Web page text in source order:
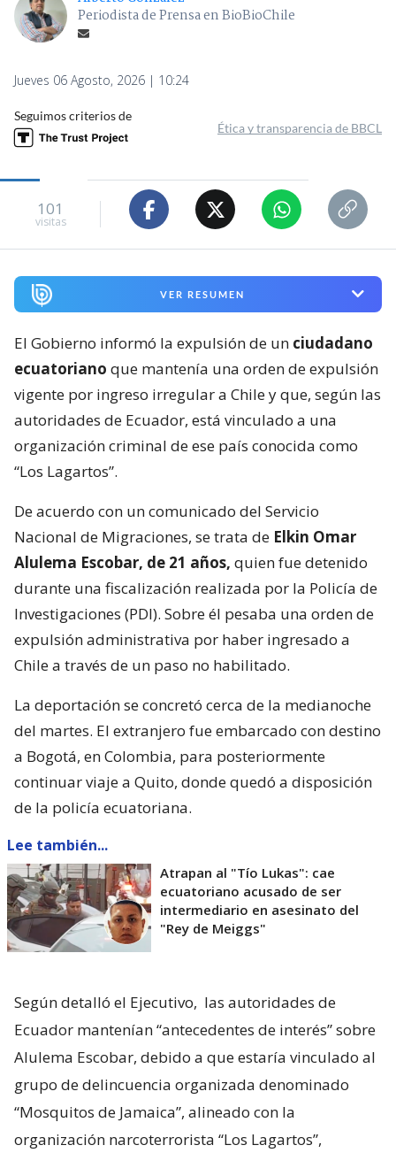
Periodista de Prensa en BioBioChile
Jueves 06 Agosto, 2026 | 10:24
Seguimos criterios de
Ética y transparencia de BBCL
101
visitas
VER RESUMEN
El Gobierno informó la expulsión de un ciudadano
ecuatoriano que mantenía una orden de expulsión
vigente por ingreso irregular a Chile y que, según las
autoridades de Ecuador, está vinculado a una
organización criminal de ese país conocida como
“Los Lagartos”.
De acuerdo con un comunicado del Servicio
Nacional de Migraciones, se trata de Elkin Omar
Alulema Escobar, de 21 años, quien fue detenido
durante una fiscalización realizada por la Policía de
Investigaciones (PDI). Sobre él pesaba una orden de
expulsión administrativa por haber ingresado a
Chile a través de un paso no habilitado.
La deportación se concretó cerca de la medianoche
del martes. El extranjero fue embarcado con destino
a Bogotá, en Colombia, para posteriormente
continuar viaje a Quito, donde quedó a disposición
de la policía ecuatoriana.
Lee también...
Atrapan al "Tío Lukas": cae
ecuatoriano acusado de ser
intermediario en asesinato del
"Rey de Meiggs"
Según detalló el Ejecutivo, las autoridades de
Ecuador mantenían “antecedentes de interés” sobre
Alulema Escobar, debido a que estaría vinculado al
grupo de delincuencia organizada denominado
“Mosquitos de Jamaica”, alineado con la
organización narcoterrorista “Los Lagartos”,